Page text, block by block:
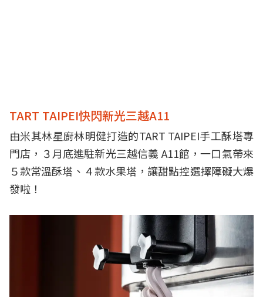
TART TAIPEI快閃新光三越A11
由米其林星廚林明健打造的TART TAIPEI手工酥塔專
門店，３月底進駐新光三越信義 A11館，一口氣帶來
５款常溫酥塔、４款水果塔，讓甜點控選擇障礙大爆
發啦！